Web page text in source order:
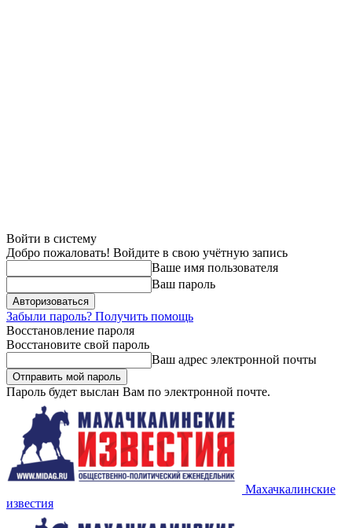
Войти в систему
Добро пожаловать! Войдите в свою учётную запись
Ваше имя пользователя
Ваш пароль
Забыли пароль? Получить помощь
Восстановление пароля
Восстановите свой пароль
Ваш адрес электронной почты
Пароль будет выслан Вам по электронной почте.
Махачкалинские
известия